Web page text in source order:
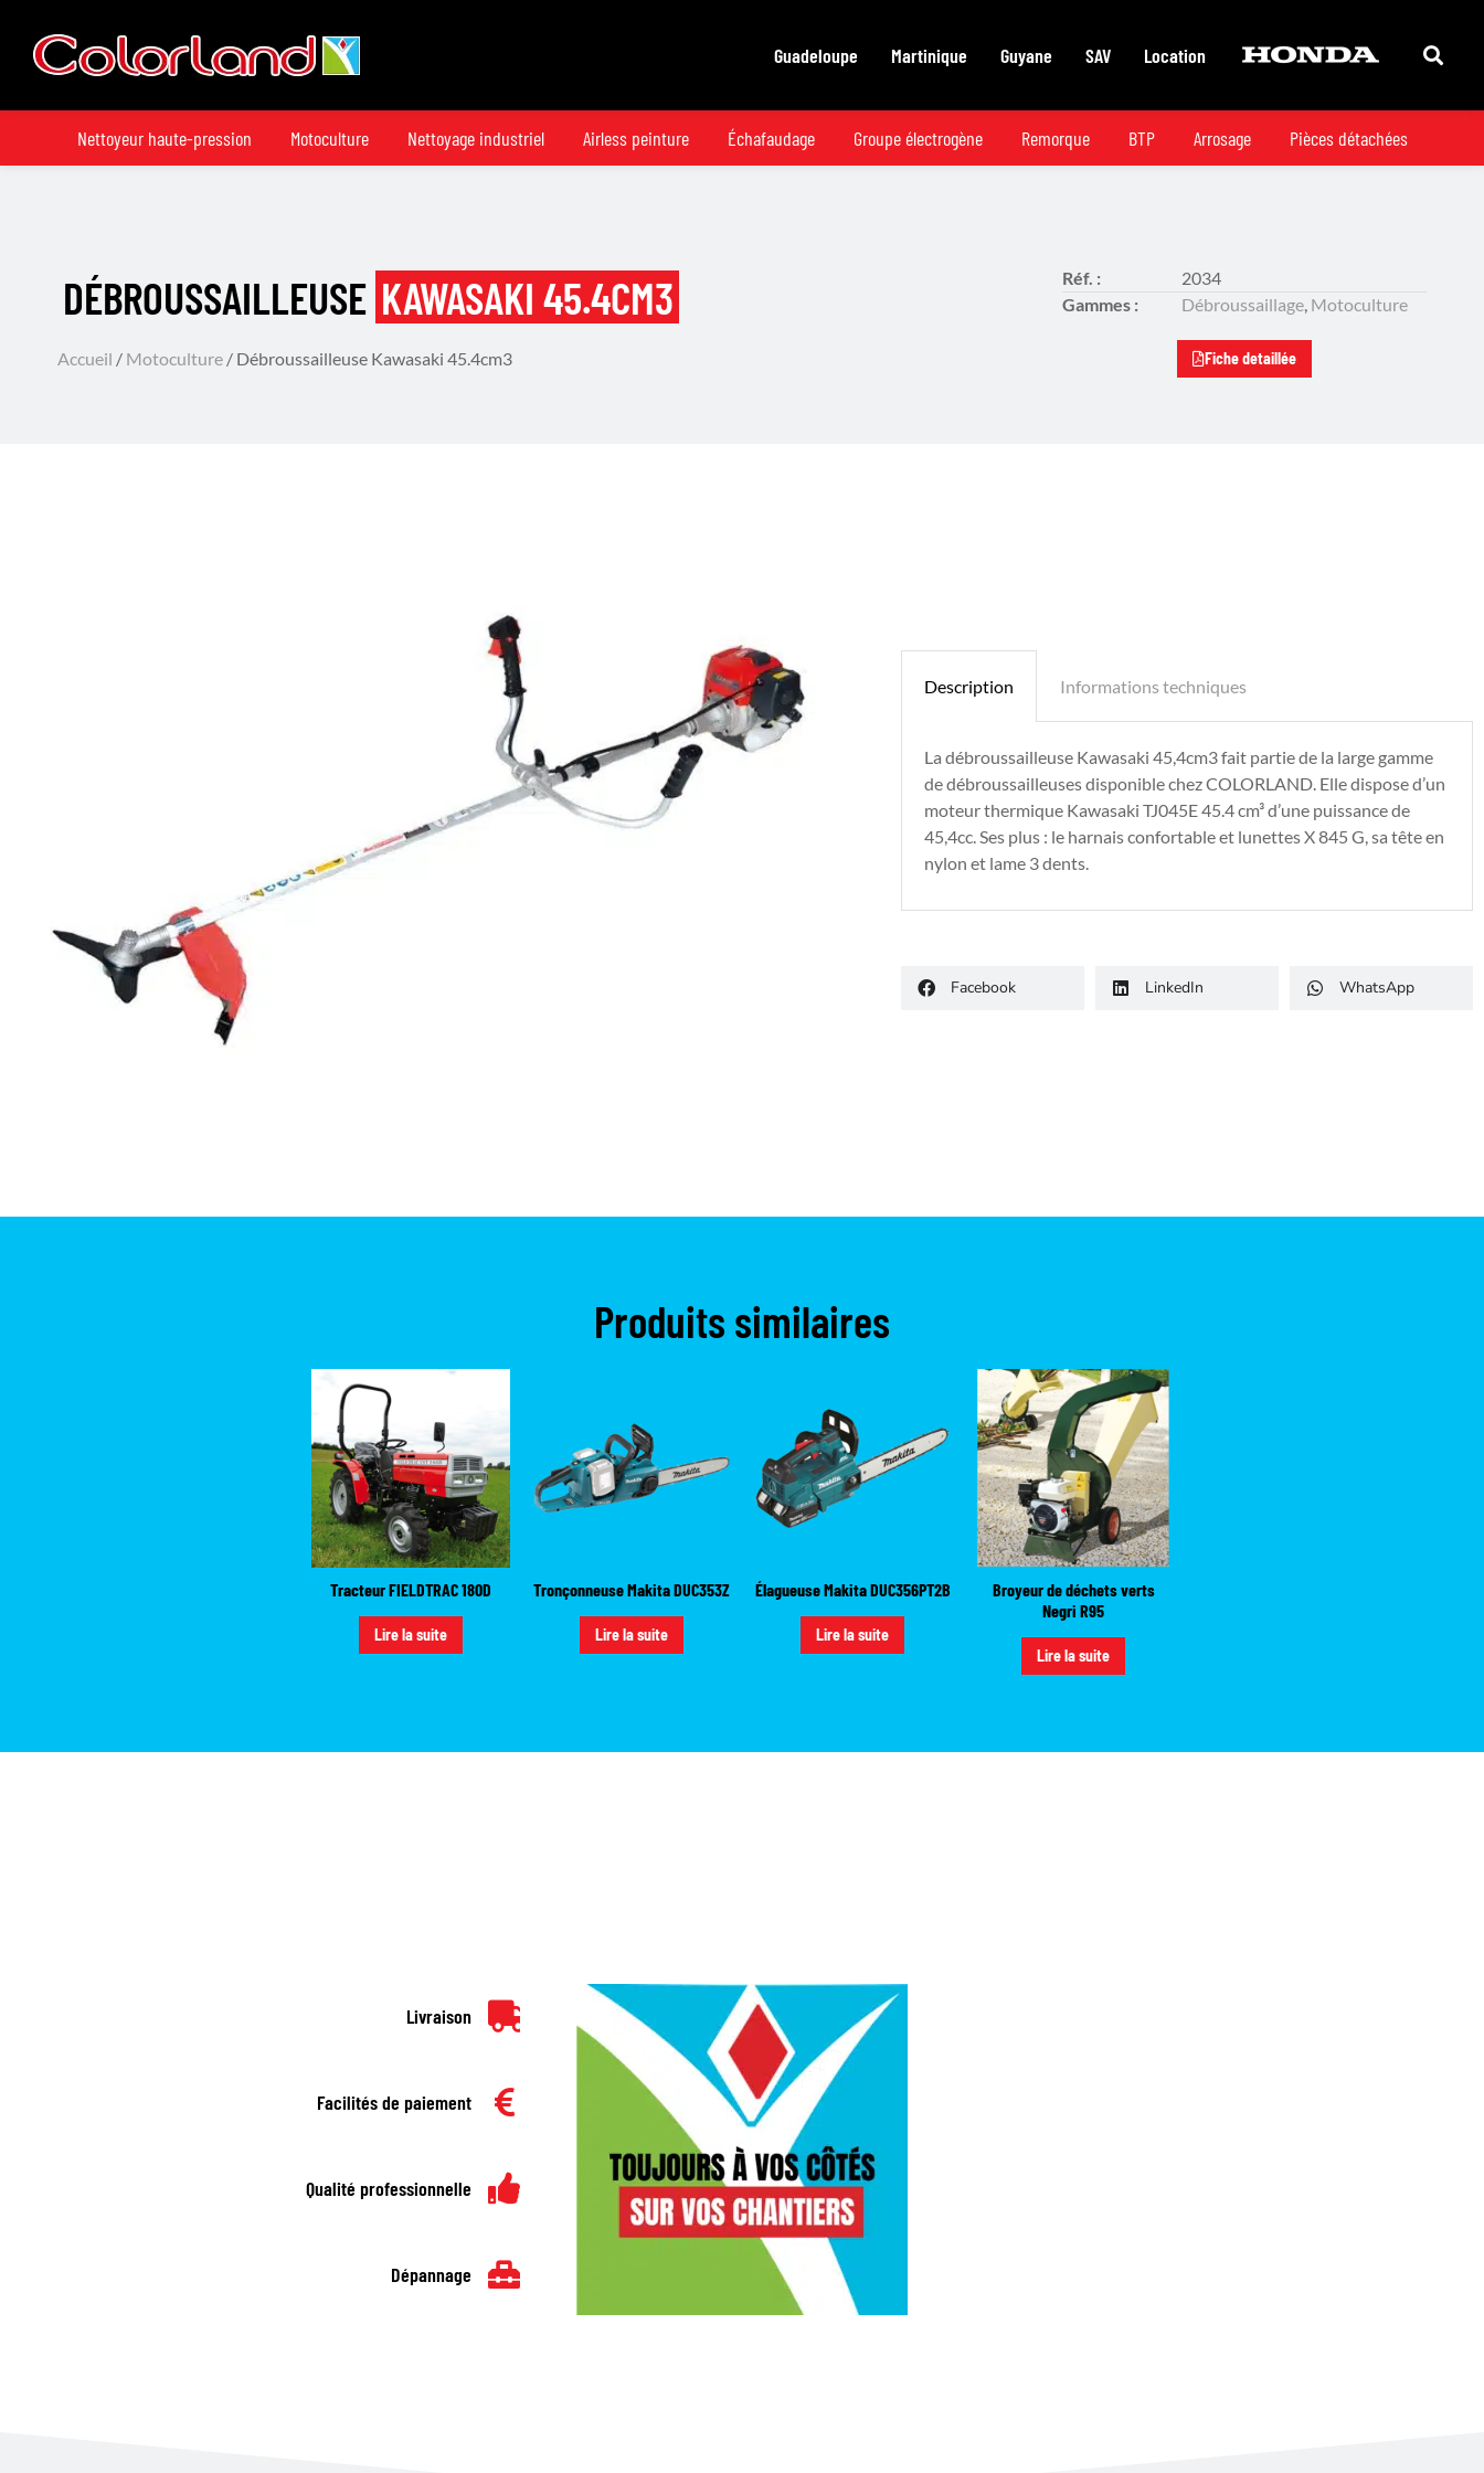
Guadeloupe Martinique Guyane SAV Location
Nettoyeur haute-pression Motoculture Nettoyage industriel Airless peinture Échafaudage Groupe électrogène Remorque BTP Arrosage Pièces détachées
DÉBROUSSAILLEUSE KAWASAKI 45.4CM3
Accueil / Motoculture / Débroussailleuse Kawasaki 45.4cm3
Réf. :
2034
Gammes :
Débroussaillage, Motoculture
Fiche detaillée
Description Informations techniques
La débroussailleuse Kawasaki 45,4cm3 fait partie de la large gamme
de débroussailleuses disponible chez COLORLAND. Elle dispose d’un
moteur thermique Kawasaki TJ045E 45.4 cm³ d’une puissance de
45,4cc. Ses plus : le harnais confortable et lunettes X 845 G, sa tête en
nylon et lame 3 dents.
Facebook LinkedIn WhatsApp
Produits similaires
Tracteur FIELDTRAC 180D
Lire la suite
Tronçonneuse Makita DUC353Z
Lire la suite
Élagueuse Makita DUC356PT2B
Lire la suite
Broyeur de déchets verts
Negri R95
Lire la suite
Livraison
Facilités de paiement
Qualité professionnelle
Dépannage